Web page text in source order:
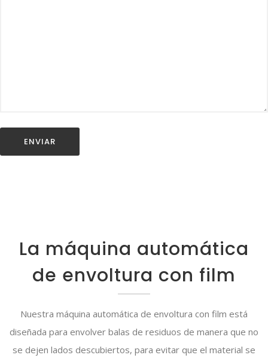
La máquina automática
de envoltura con film
Nuestra máquina automática de envoltura con film está
diseñada para envolver balas de residuos de manera que no
se dejen lados descubiertos, para evitar que el material se